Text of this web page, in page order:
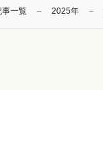
事一覧 2025年